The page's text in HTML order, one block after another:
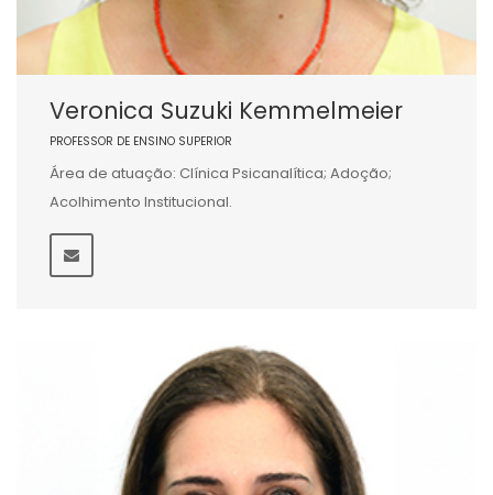
Veronica Suzuki Kemmelmeier
PROFESSOR DE ENSINO SUPERIOR
Área de atuação: Clínica Psicanalítica; Adoção;
Acolhimento Institucional.